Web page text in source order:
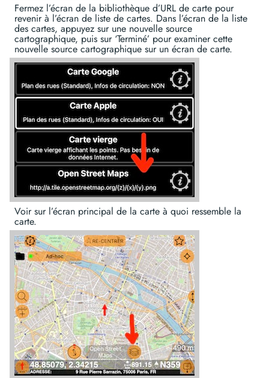
Fermez l’écran de la bibliothèque d’URL de carte pour
revenir à l’écran de liste de cartes. Dans l’écran de la liste
des cartes, appuyez sur une nouvelle source
cartographique, puis sur ‘Terminé’ pour examiner cette
nouvelle source cartographique sur un écran de carte.
Voir sur l’écran principal de la carte à quoi ressemble la
carte.